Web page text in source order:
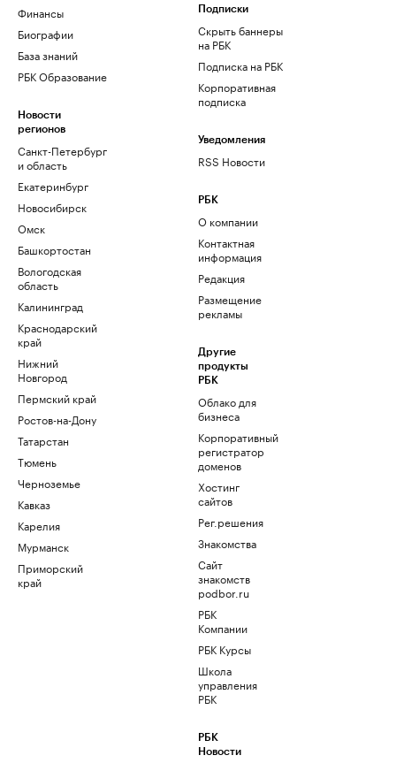
Финансы
Биографии
База знаний
РБК Образование
Новости
регионов
Санкт-Петербург
и область
Екатеринбург
Новосибирск
Омск
Башкортостан
Вологодская
область
Калининград
Краснодарский
край
Нижний
Новгород
Пермский край
Ростов-на-Дону
Татарстан
Тюмень
Черноземье
Кавказ
Карелия
Мурманск
Приморский
край
Подписки
Скрыть баннеры
на РБК
Подписка на РБК
Корпоративная
подписка
Уведомления
RSS Новости
РБК
О компании
Контактная
информация
Редакция
Размещение
рекламы
Другие
продукты
РБК
Облако для
бизнеса
Корпоративный
регистратор
доменов
Хостинг
сайтов
Рег.решения
Знакомства
Сайт
знакомств
podbor.ru
РБК
Компании
РБК Курсы
Школа
управления
РБК
РБК
Новости